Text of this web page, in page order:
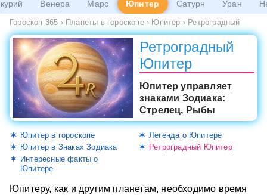
Венера Марс Юпитер Сатурн Уран
Гороскоп 365 › Планеты в гороскопе › Юпитер › Ретроградный
Ретроградный
Юпитер
Юпитер управляет
знаками Зодиака:
Стрелец, Рыбы
Юпитер в гороскопе
Юпитер в Знаках Зодиака
Интересные факты о
Юпитере
Легенда о Юпитере
Ретроградный Юпитер
Юпитеру, как и другим планетам, необходимо время